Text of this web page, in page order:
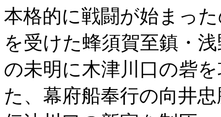
本格的に戦闘が始まっ
を受けた蜂須賀至鎮・
の未明に木津川口の砦
た、幕府船奉行の向井